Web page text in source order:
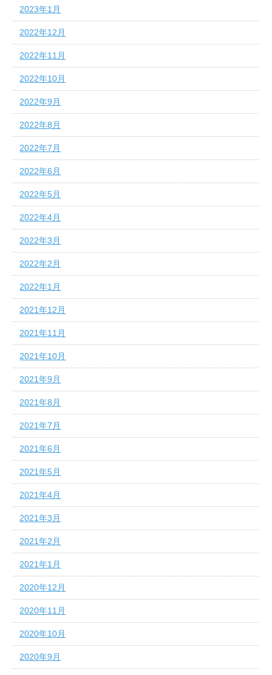
2023年1月
2022年12月
2022年11月
2022年10月
2022年9月
2022年8月
2022年7月
2022年6月
2022年5月
2022年4月
2022年3月
2022年2月
2022年1月
2021年12月
2021年11月
2021年10月
2021年9月
2021年8月
2021年7月
2021年6月
2021年5月
2021年4月
2021年3月
2021年2月
2021年1月
2020年12月
2020年11月
2020年10月
2020年9月